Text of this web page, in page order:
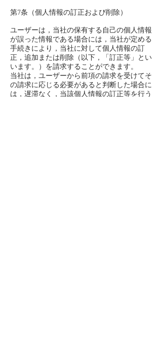
第7条（個人情報の訂正および削除）
ユーザーは，当社の保有する自己の個人情報
が誤った情報である場合には，当社が定める
手続きにより，当社に対して個人情報の訂
正，追加または削除（以下，「訂正等」とい
います。）を請求することができます。
当社は，ユーザーから前項の請求を受けてそ
の請求に応じる必要があると判断した場合に
は，遅滞なく，当該個人情報の訂正等を行う